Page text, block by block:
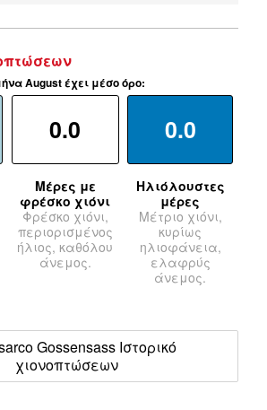
August έχει μέσο όρο:
0.0
Μέρες με
φρέσκο χιόνι
Φρέσκο χιόνι,
περιορισμένος
ήλιος, καθόλου
άνεμος.
0.0
Ηλιόλουστες
μέρες
Μέτριο χιόνι,
κυρίως
ηλιοφάνεια,
ελαφρύς
άνεμος.
Gossensass Ιστορικό
χιονοπτώσεων